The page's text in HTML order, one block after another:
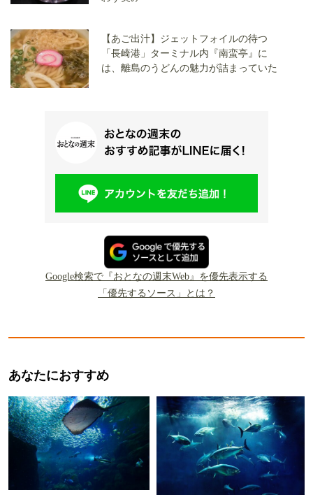
【あご出汁】ジェットフォイルの待つ
「長崎港」ターミナル内『南蛮亭』に
は、離島のうどんの魅力が詰まっていた
Google検索で『おとなの週末Web』を優先表示する
「優先するソース」とは？
あなたにおすすめ